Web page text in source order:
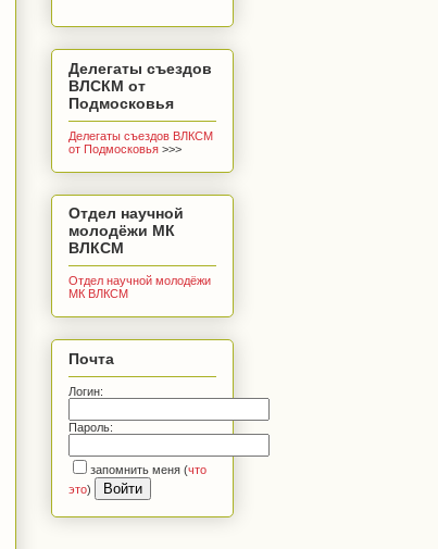
Делегаты съездов
ВЛСКМ от
Подмосковья
Делегаты съездов ВЛКСМ
от Подмосковья >>>
Отдел научной
молодёжи МК
ВЛКСМ
Отдел научной молодёжи
МК ВЛКСМ
Почта
Логин:
Пароль:
запомнить меня (что
это)